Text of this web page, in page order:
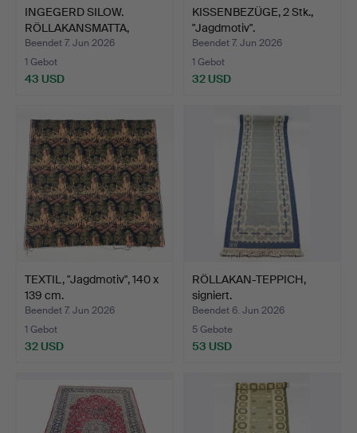
INGEGERD SILOW.
RÖLLAKANSMATTA,
signiert I…
Beendet 7. Jun 2026
1 Gebot
43 USD
KISSENBEZÜGE, 2 Stk.,
"Jagdmotiv".
Beendet 7. Jun 2026
1 Gebot
32 USD
TEXTIL, "Jagdmotiv", 140 x
139 cm.
Beendet 7. Jun 2026
1 Gebot
32 USD
RÖLLAKAN-TEPPICH,
signiert.
Beendet 6. Jun 2026
5 Gebote
53 USD